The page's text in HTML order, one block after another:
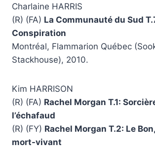
Charlaine HARRIS
(R) (FA) La Communauté du Sud
Conspiration
Montréal, Flammarion Québec
Stackhouse), 2010.
Kim HARRISON
(R) (FA) Rachel Morgan T.1:
l’échafaud
(R) (FY) Rachel Morgan T.2: Le
mort-vivant